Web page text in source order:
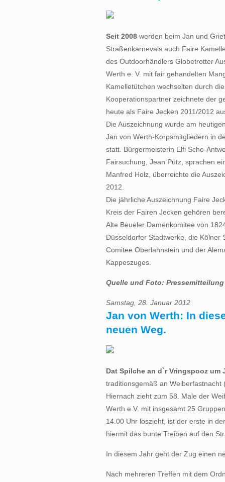
Seit 2008werden beim Jan und
Straßenkarnevals auch Faire
des Outdoorhändlers Globetrotter
Werth e. V. mit fair gehandelten
Kamelletütchen wechselten durch
Kooperationspartner zeichnete der
heute als Faire Jecken 2011/2012
Die Auszeichnung wurde am
Jan von Werth-Korpsmitgliedern in
statt. Bürgermeisterin Elfi Scho-
Fairsuchung, Jean Pütz, sprachen
Manfred Holz, überreichte die
2012.
Die jährliche Auszeichnung Faire
Kreis der Fairen Jecken gehören
Alte Beueler Damenkomitee von
Düsseldorfer Stadtwerke, die Kölner
Comitee Oberlahnstein und der
Kappeszuges.
Quelle und Foto:
Samstag, 28. Januar 2012
Jan von Werth: In
neuen Weg.
Dat Spilche an d`r Vringspooz um
traditionsgemäß an
Hiernach zieht zum 58. Male der
Werth e.V. mit insgesamt 25
14.00 Uhr loszieht, ist der erste in
hiermit das bunte Treiben auf den
In diesem Jahr geht der Zug einen
Nach mehreren Treffen mit dem